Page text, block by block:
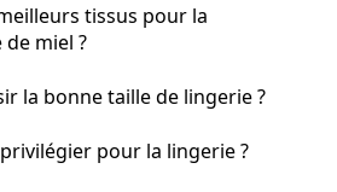
tissus pour la
miel ?
la bonne taille de lingerie ?
pour la lingerie ?